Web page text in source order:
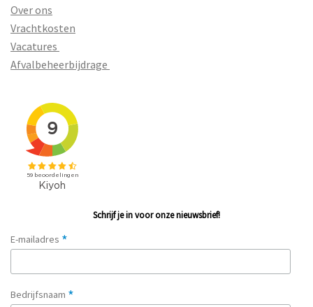
Over ons
Vrachtkosten
Vacatures
Afvalbeheerbijdrage
Schrijf je in voor onze nieuwsbrief!
E-mailadres *
Bedrijfsnaam *